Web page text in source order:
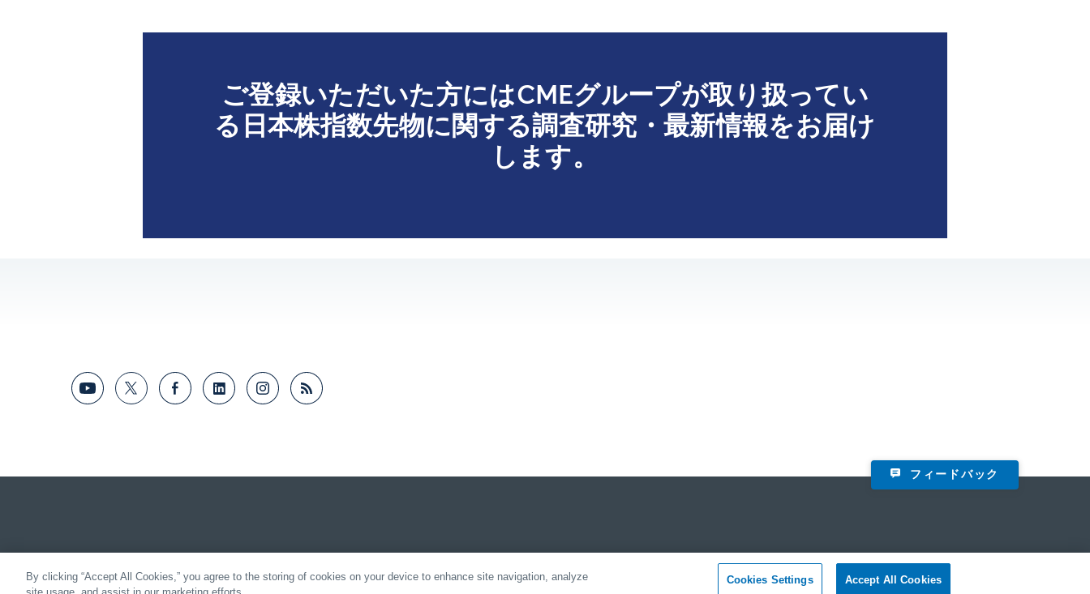
ご登録いただいた方にはCMEグループが取り扱ってい
る日本株指数先物に関する調査研究・最新情報をお届け
します。
フィードバック
By clicking “Accept All Cookies,” you agree to the storing of cookies on your device to enhance site navigation, analyze
Cookies Settings Accept All Cookies